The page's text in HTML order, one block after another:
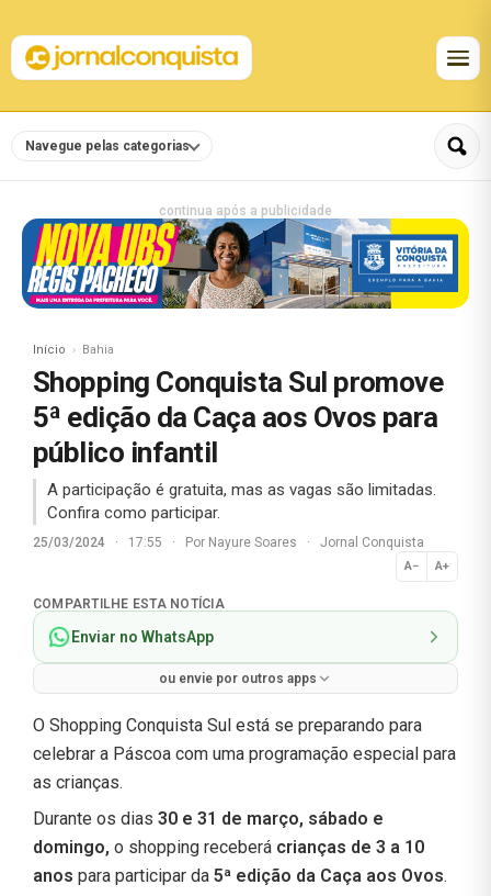
Navegue pelas categorias
continua após a publicidade
Início Bahia
Shopping Conquista Sul promove
5ª edição da Caça aos Ovos para
público infantil
A participação é gratuita, mas as vagas são limitadas.
Confira como participar.
25/03/2024 · 17:55 · Por Nayure Soares · Jornal Conquista
A− A+
Normal
COMPARTILHE ESTA NOTÍCIA
Enviar no WhatsApp
ou envie por outros apps
O Shopping Conquista Sul está se preparando para
celebrar a Páscoa com uma programação especial para
as crianças.
Durante os dias 30 e 31 de março, sábado e
domingo, o shopping receberá crianças de 3 a 10
anos para participar da 5ª edição da Caça aos Ovos.